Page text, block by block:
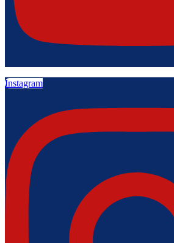
Instagram